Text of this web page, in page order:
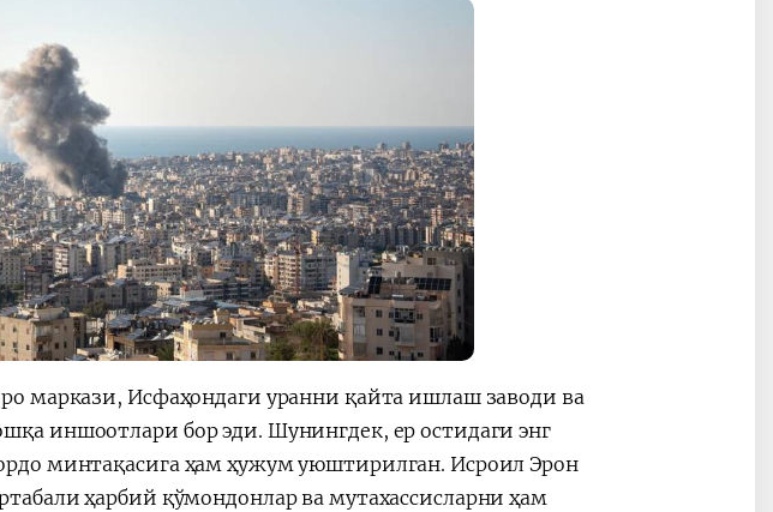
маркази, Исфаҳондаги уранни қайта ишлаш заводи ва
иншоотлари бор эди. Шунингдек, ер остидаги энг
минтақасига ҳам ҳужум уюштирилган. Исроил Эрон
ҳарбий қўмондонлар ва мутахассисларни ҳам